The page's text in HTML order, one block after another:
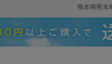
熊本県熊本